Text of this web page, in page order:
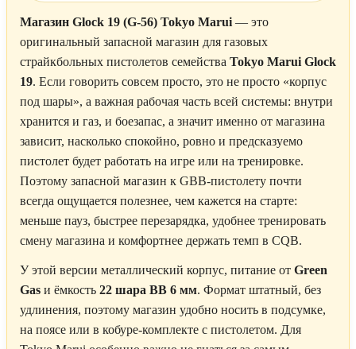
Магазин Glock 19 (G-56) Tokyo Marui — это
оригинальный запасной магазин для газовых
страйкбольных пистолетов семейства Tokyo Marui Glock
19. Если говорить совсем просто, это не просто «корпус
под шары», а важная рабочая часть всей системы: внутри
хранится и газ, и боезапас, а значит именно от магазина
зависит, насколько спокойно, ровно и предсказуемо
пистолет будет работать на игре или на тренировке.
Поэтому запасной магазин к GBB-пистолету почти
всегда ощущается полезнее, чем кажется на старте:
меньше пауз, быстрее перезарядка, удобнее тренировать
смену магазина и комфортнее держать темп в CQB.
У этой версии металлический корпус, питание от Green
Gas и ёмкость 22 шара BB 6 мм. Формат штатный, без
удлинения, поэтому магазин удобно носить в подсумке,
на поясе или в кобуре-комплекте с пистолетом. Для